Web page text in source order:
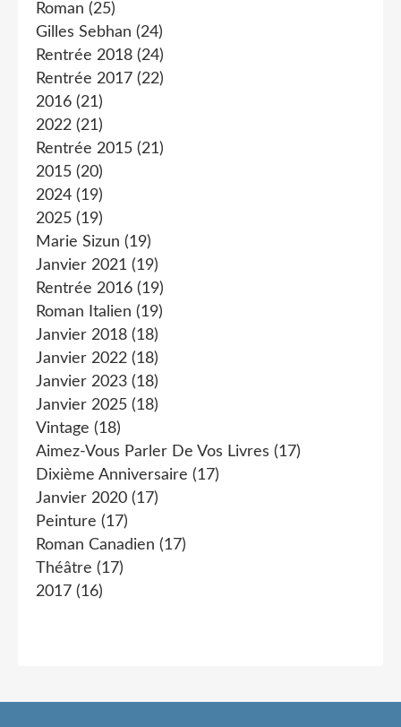
Roman (25)
Gilles Sebhan (24)
Rentrée 2018 (24)
Rentrée 2017 (22)
2016 (21)
2022 (21)
Rentrée 2015 (21)
2015 (20)
2024 (19)
2025 (19)
Marie Sizun (19)
Janvier 2021 (19)
Rentrée 2016 (19)
Roman Italien (19)
Janvier 2018 (18)
Janvier 2022 (18)
Janvier 2023 (18)
Janvier 2025 (18)
Vintage (18)
Aimez-Vous Parler De Vos Livres (17)
Dixième Anniversaire (17)
Janvier 2020 (17)
Peinture (17)
Roman Canadien (17)
Théâtre (17)
2017 (16)